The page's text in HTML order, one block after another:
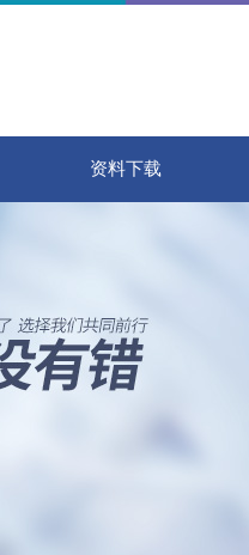
资料下载